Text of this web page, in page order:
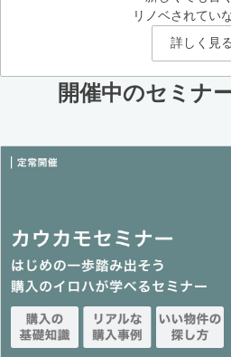
リノベされてい
詳しく見る
開催中のセミナ